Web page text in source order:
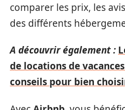
comparer les prix, les
des différents
A découvrir également :
de locations de
conseils pour bien